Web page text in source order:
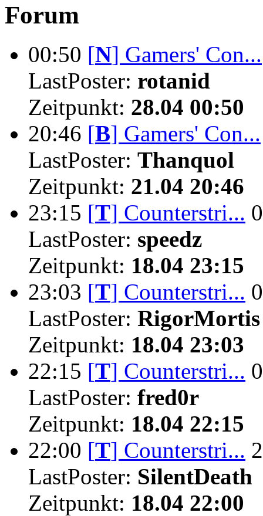
Forum
00:50 [N] Gamers' Con...
LastPoster: rotanid
Zeitpunkt: 28.04 00:50
20:46 [B] Gamers' Con...
LastPoster: Thanquol
Zeitpunkt: 21.04 20:46
23:15 [T] Counterstri... 0
LastPoster: speedz
Zeitpunkt: 18.04 23:15
23:03 [T] Counterstri... 0
LastPoster: RigorMortis
Zeitpunkt: 18.04 23:03
22:15 [T] Counterstri... 0
LastPoster: fred0r
Zeitpunkt: 18.04 22:15
22:00 [T] Counterstri... 2
LastPoster: SilentDeath
Zeitpunkt: 18.04 22:00